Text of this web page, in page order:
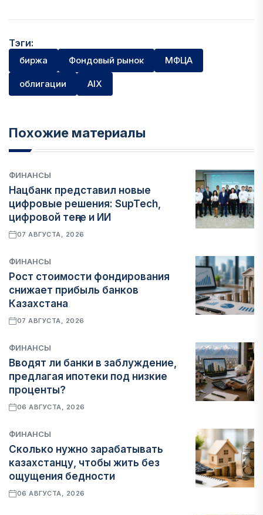
Тэги:
биржа Фондовый рынок МФЦА
облигации AIX
Похожие материалы
ФИНАНСЫ
Нацбанк представил новые
цифровые решения: SupTech,
цифровой теңге и ИИ
07 АВГУСТА, 2026
ФИНАНСЫ
Рост стоимости фондирования
снижает прибыль банков
Казахстана
07 АВГУСТА, 2026
ФИНАНСЫ
Вводят ли банки в заблуждение,
предлагая ипотеки под низкие
проценты?
06 АВГУСТА, 2026
ФИНАНСЫ
Сколько нужно зарабатывать
казахстанцу, чтобы жить без
ощущения бедности
06 АВГУСТА, 2026